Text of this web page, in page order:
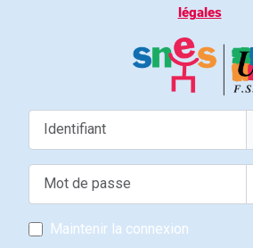
légales
Identifiant
Mot de passe
Maintenir la connexion